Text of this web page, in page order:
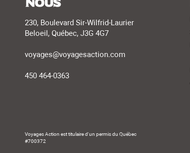
nous
230, Boulevard Sir-Wilfrid-Laurier
Beloeil, Québec, J3G 4G7
voyages@voyagesaction.com
450 464-0363
Voyages Action est titulaire d'un permis du Québec
#700372